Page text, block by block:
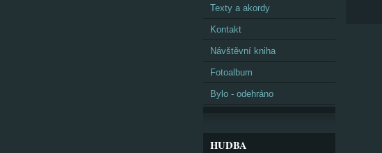
Texty a akordy
Kontakt
Návštěvní kniha
Fotoalbum
Bylo - odehráno
HUDBA